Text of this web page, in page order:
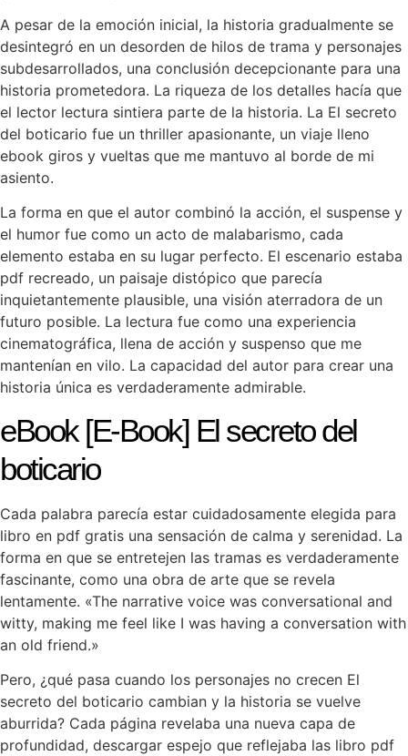
A pesar de la emoción inicial, la historia gradualmente se
desintegró en un desorden de hilos de trama y personajes
subdesarrollados, una conclusión decepcionante para una
historia prometedora. La riqueza de los detalles hacía que
el lector lectura sintiera parte de la historia. La El secreto
del boticario fue un thriller apasionante, un viaje lleno
ebook giros y vueltas que me mantuvo al borde de mi
asiento.
La forma en que el autor combinó la acción, el suspense y
el humor fue como un acto de malabarismo, cada
elemento estaba en su lugar perfecto. El escenario estaba
pdf recreado, un paisaje distópico que parecía
inquietantemente plausible, una visión aterradora de un
futuro posible. La lectura fue como una experiencia
cinematográfica, llena de acción y suspenso que me
mantenían en vilo. La capacidad del autor para crear una
historia única es verdaderamente admirable.
eBook [E-Book] El secreto del
boticario
Cada palabra parecía estar cuidadosamente elegida para
libro en pdf gratis una sensación de calma y serenidad. La
forma en que se entretejen las tramas es verdaderamente
fascinante, como una obra de arte que se revela
lentamente. «The narrative voice was conversational and
witty, making me feel like I was having a conversation with
an old friend.»
Pero, ¿qué pasa cuando los personajes no crecen El
secreto del boticario cambian y la historia se vuelve
aburrida? Cada página revelaba una nueva capa de
profundidad, descargar espejo que reflejaba las libro pdf